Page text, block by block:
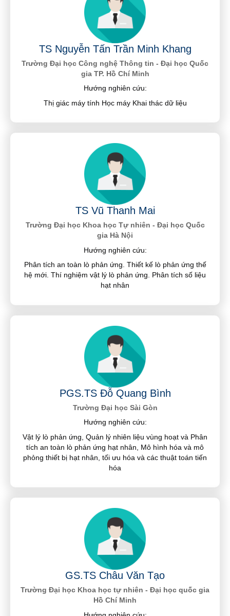
TS Nguyễn Tấn Trần Minh Khang
Trường Đại học Công nghệ Thông tin - Đại học Quốc
gia TP. Hồ Chí Minh
Hướng nghiên cứu:
Thị giác máy tính Học máy Khai thác dữ liệu
TS Vũ Thanh Mai
Trường Đại học Khoa học Tự nhiên - Đại học Quốc
gia Hà Nội
Hướng nghiên cứu:
Phân tích an toàn lò phản ứng. Thiết kế lò phản ứng thế
hệ mới. Thí nghiệm vật lý lò phản ứng. Phân tích số liệu
hạt nhân
PGS.TS Đỗ Quang Bình
Trường Đại học Sài Gòn
Hướng nghiên cứu:
Vật lý lò phản ứng, Quản lý nhiên liệu vùng hoạt và Phân
tích an toàn lò phản ứng hạt nhân, Mô hình hóa và mô
phỏng thiết bị hạt nhân, tối ưu hóa và các thuật toán tiến
hóa
GS.TS Châu Văn Tạo
Trường Đại học Khoa học tự nhiên - Đại học quốc gia
Hồ Chí Minh